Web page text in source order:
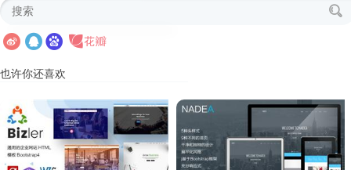
也许你还喜欢